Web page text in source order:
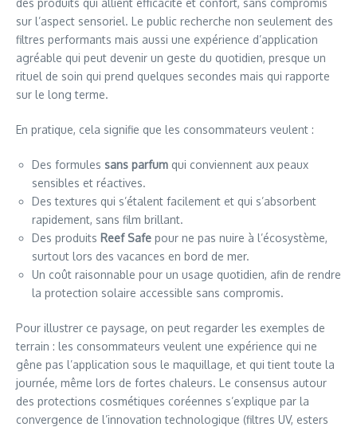
des produits qui allient efficacité et confort, sans compromis
sur l’aspect sensoriel. Le public recherche non seulement des
filtres performants mais aussi une expérience d’application
agréable qui peut devenir un geste du quotidien, presque un
rituel de soin qui prend quelques secondes mais qui rapporte
sur le long terme.
En pratique, cela signifie que les consommateurs veulent :
Des formules sans parfum qui conviennent aux peaux
sensibles et réactives.
Des textures qui s’étalent facilement et qui s’absorbent
rapidement, sans film brillant.
Des produits Reef Safe pour ne pas nuire à l’écosystème,
surtout lors des vacances en bord de mer.
Un coût raisonnable pour un usage quotidien, afin de rendre
la protection solaire accessible sans compromis.
Pour illustrer ce paysage, on peut regarder les exemples de
terrain : les consommateurs veulent une expérience qui ne
gêne pas l’application sous le maquillage, et qui tient toute la
journée, même lors de fortes chaleurs. Le consensus autour
des protections cosmétiques coréennes s’explique par la
convergence de l’innovation technologique (filtres UV, esters